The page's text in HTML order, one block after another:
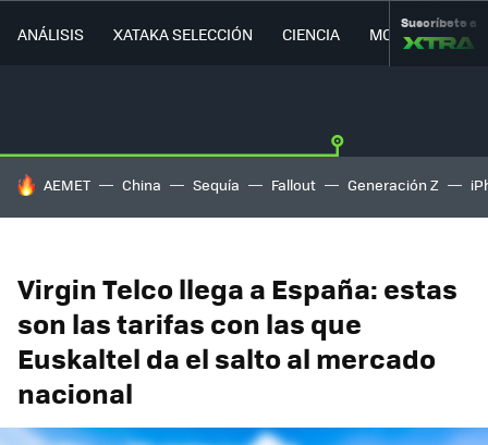
ANÁLISIS XATAKA SELECCIÓN CIENCIA MOVILIDAD
Suscríbete a
HOY SE HABLA DE
AEMET China Sequía Fallout Generación Z
Virgin Telco llega a España: estas
son las tarifas con las que
Euskaltel da el salto al mercado
nacional